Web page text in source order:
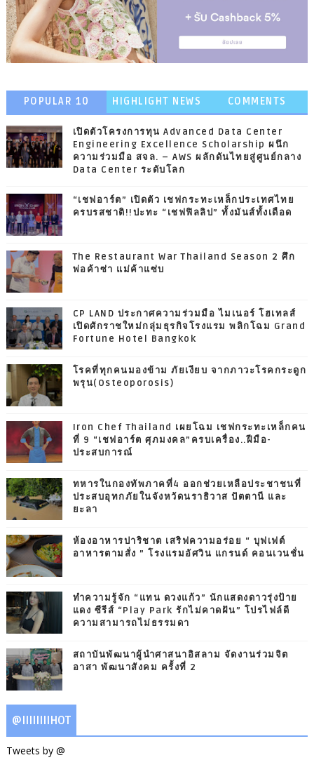
POPULAR 10 HIGHLIGHT NEWS COMMENTS
เปิดตัวโครงการทุน Advanced Data Center
Engineering Excellence Scholarship ผนึก
ความร่วมมือ สจล. – AWS ผลักดันไทยสู่ศูนย์กลาง
Data Center ระดับโลก
“เชฟอาร์ต” เปิดตัว เชฟกระทะเหล็กประเทศไทย
ครบรสชาติ!!ปะทะ “เชฟฟิลลิป” ทั้งมันส์ทั้งเดือด
The Restaurant War Thailand Season 2 ศึก
พ่อค้าซ่า แม่ค้าแซ่บ
CP LAND ประกาศความร่วมมือ ไมเนอร์ โฮเทลส์
เปิดศักราชใหม่กลุ่มธุรกิจโรงแรม พลิกโฉม Grand
Fortune Hotel Bangkok
โรคที่ทุกคนมองข้าม ภัยเงียบ จากภาวะโรคกระดูก
พรุน(Osteoporosis)
Iron Chef Thailand เผยโฉม เชฟกระทะเหล็กคน
ที่ 9 “เชฟอาร์ต ศุภมงคล”ครบเครื่อง..ฝีมือ-
ประสบการณ์
ทหารในกองทัพภาคที่4 ออกช่วยเหลือประชาชนที่
ประสบอุทกภัยในจังหวัดนราธิวาส ปัตตานี และ
ยะลา
ห้องอาหารปาริชาต เสริฟความอร่อย “ บุฟเฟต์
อาหารตามสั่ง ” โรงแรมอัศวิน แกรนด์ คอนเวนชั่น
ทำความรู้จัก “แทน ดวงแก้ว” นักแสดงดาวรุ่งป้าย
แดง ซีรีส์ “Play Park รักไม่คาดฝัน” โปรไฟล์ดี
ความสามารถไม่ธรรมดา
สถาบันพัฒนาผู้นำศาสนาอิสลาม จัดงานร่วมจิต
อาสา พัฒนาสังคม ครั้งที่ 2
@IIIIIIIIHOT
Tweets by @